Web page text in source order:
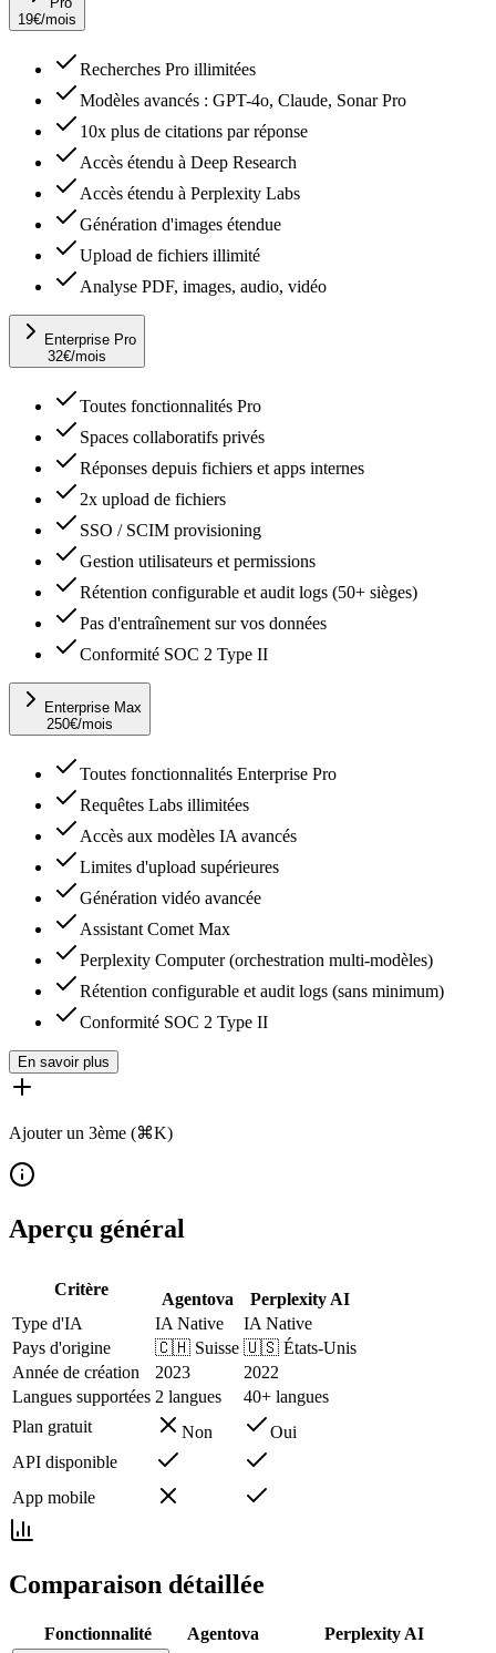
19€/mois
Recherches Pro illimitées
Modèles avancés : GPT-4o, Claude, Sonar Pro
10x plus de citations par réponse
Accès étendu à Deep Research
Accès étendu à Perplexity Labs
Génération d'images étendue
Upload de fichiers illimité
Analyse PDF, images, audio, vidéo
Enterprise Pro
32€/mois
Toutes fonctionnalités Pro
Spaces collaboratifs privés
Réponses depuis fichiers et apps internes
2x upload de fichiers
SSO / SCIM provisioning
Gestion utilisateurs et permissions
Rétention configurable et audit logs (50+ sièges)
Pas d'entraînement sur vos données
Conformité SOC 2 Type II
Enterprise Max
250€/mois
Toutes fonctionnalités Enterprise Pro
Requêtes Labs illimitées
Accès aux modèles IA avancés
Limites d'upload supérieures
Génération vidéo avancée
Assistant Comet Max
Perplexity Computer (orchestration multi-modèles)
Rétention configurable et audit logs (sans minimum)
Conformité SOC 2 Type II
En savoir plus
Ajouter un 3ème (⌘K)
Aperçu général
Critère
Agentova
Perplexity AI
Type d'IA
IA Native
IA Native
Pays d'origine
🇨🇭 Suisse 🇺🇸 États-Unis
Année de création
2023
2022
Langues supportées 2 langues
40+ langues
Plan gratuit
Non
Oui
API disponible
App mobile
Comparaison détaillée
Fonctionnalité Agentova Perplexity AI